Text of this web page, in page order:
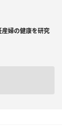
産婦の健康を研究